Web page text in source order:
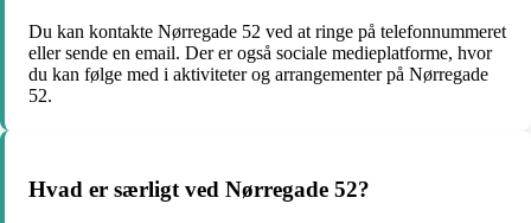
Du kan kontakte Nørregade 52 ved at ringe på telefonnummeret
eller sende en email. Der er også sociale medieplatforme, hvor
du kan følge med i aktiviteter og arrangementer på Nørregade
52.
Hvad er særligt ved Nørregade 52?